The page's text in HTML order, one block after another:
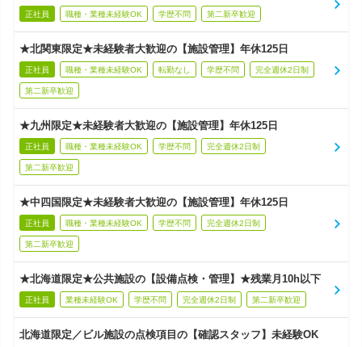
正社員 職種・業種未経験OK 学歴不問 第二新卒歓迎
★北関東限定★未経験者大歓迎の【施設管理】年休125日
正社員 職種・業種未経験OK 転勤なし 学歴不問 完全週休2日制
第二新卒歓迎
★九州限定★未経験者大歓迎の【施設管理】年休125日
正社員 職種・業種未経験OK 学歴不問 完全週休2日制
第二新卒歓迎
★中四国限定★未経験者大歓迎の【施設管理】年休125日
正社員 職種・業種未経験OK 学歴不問 完全週休2日制
第二新卒歓迎
★北海道限定★公共施設の【設備点検・管理】★残業月10h以下
正社員 業種未経験OK 学歴不問 完全週休2日制 第二新卒歓迎
北海道限定／ビル施設の点検項目の【確認スタッフ】未経験OK